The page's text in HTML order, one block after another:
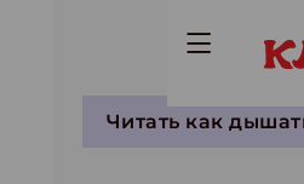
Читать как